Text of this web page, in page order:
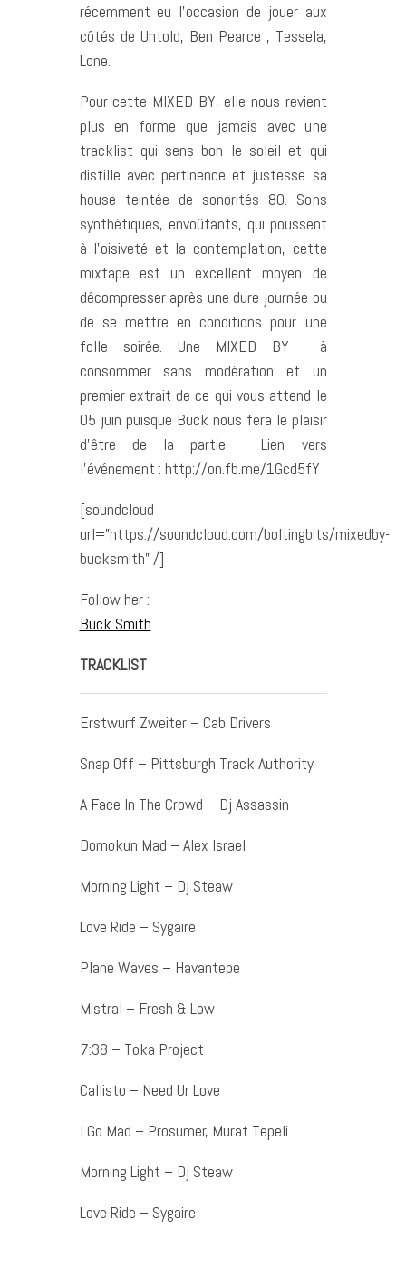
récemment eu l’occasion de jouer aux
côtés de Untold, Ben Pearce , Tessela,
Lone.
Pour cette MIXED BY, elle nous revient
plus en forme que jamais avec une
tracklist qui sens bon le soleil et qui
distille avec pertinence et justesse sa
house teintée de sonorités 80. Sons
synthétiques, envoûtants, qui poussent
à l’oisiveté et la contemplation, cette
mixtape est un excellent moyen de
décompresser après une dure journée ou
de se mettre en conditions pour une
folle soirée. Une MIXED BY à
consommer sans modération et un
premier extrait de ce qui vous attend le
05 juin puisque Buck nous fera le plaisir
d’être de la partie. Lien vers
l’événement : http://on.fb.me/1Gcd5fY
[soundcloud
url=”https://soundcloud.com/boltingbits/mixedby-
bucksmith” /]
Follow her :
Buck Smith
TRACKLIST
Erstwurf Zweiter – Cab Drivers
Snap Off – Pittsburgh Track Authority
A Face In The Crowd – Dj Assassin
Domokun Mad – Alex Israel
Morning Light – Dj Steaw
Love Ride – Sygaire
Plane Waves – Havantepe
Mistral – Fresh & Low
7:38 – Toka Project
Callisto – Need Ur Love
I Go Mad – Prosumer, Murat Tepeli
Morning Light – Dj Steaw
Love Ride – Sygaire